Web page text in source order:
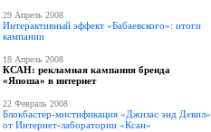
29 Апрель 2008
Интерактивный эффект «Бабаевского»: итоги
кампании
18 Апрель 2008
КСАН: рекламная кампания бренда
«Япоша» в интернет
22 Февраль 2008
Блокбастер-мистификация «Джизас энд Девил»
от Интернет-лаборатории «Ксан»